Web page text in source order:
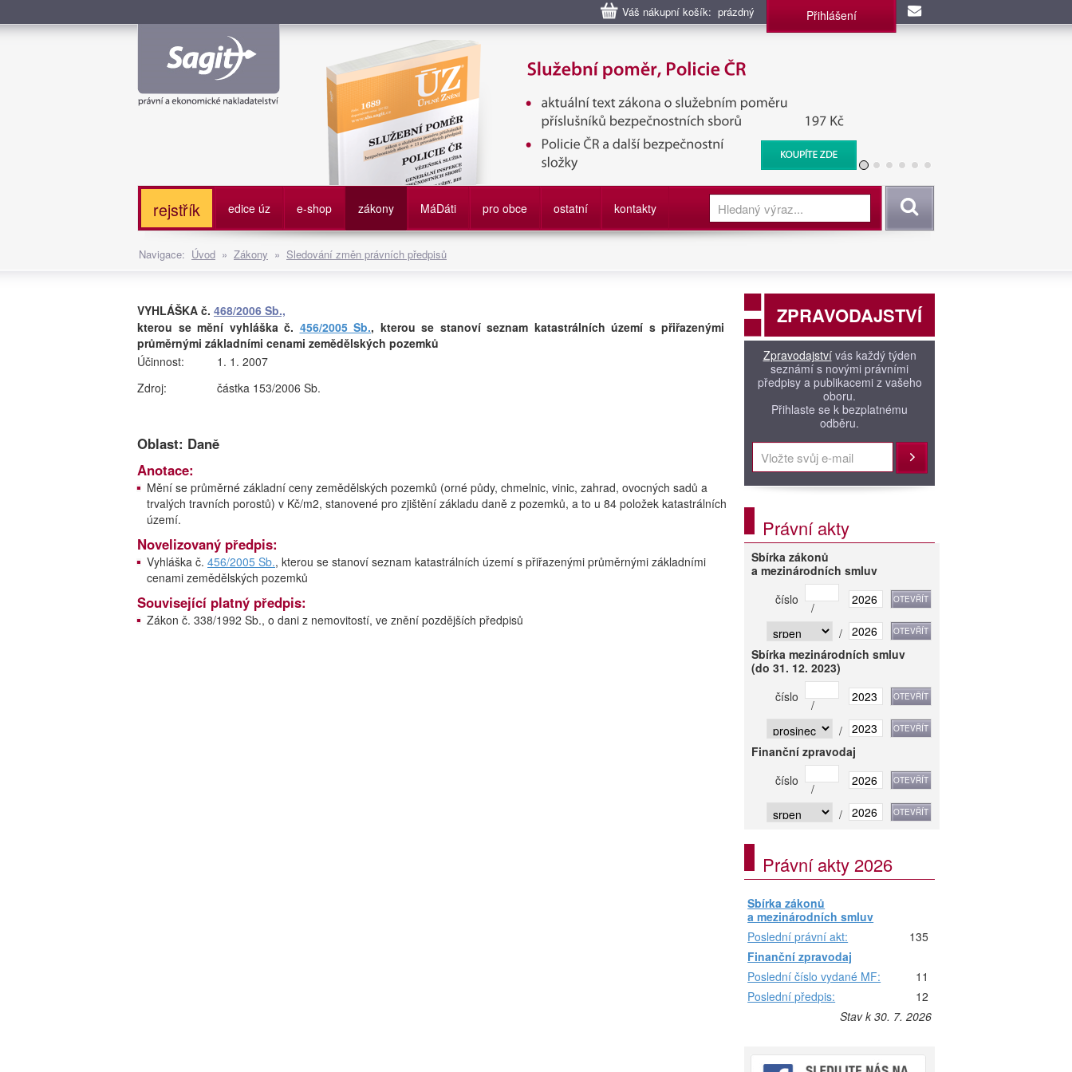
Váš nákupní košík: prázdný Přihlášení
Služební poměr příslušníků bezpečnostních sborů, Policie ČR, Vězeňská služba, BIS, Zpravodajské
služby
rejstřík edice úz e-shop zákony MáDáti pro obce ostatní kontakty Vyhledat
Navigace: Úvod » Zákony » Sledování změn právních předpisů
VYHLÁŠKA č. 468/2006 Sb.,
kterou se mění vyhláška č. 456/2005 Sb., kterou se stanoví seznam katastrálních území s přiřazenými
průměrnými základními cenami zemědělských pozemků
Účinnost:
1. 1. 2007
Zdroj:
částka 153/2006 Sb.
Oblast: Daně
Anotace:
Mění se průměrné základní ceny zemědělských pozemků (orné půdy, chmelnic, vinic, zahrad, ovocných sadů a
trvalých travních porostů) v Kč/m2, stanovené pro zjištění základu daně z pozemků, a to u 84 položek katastrálních
území.
Novelizovaný předpis:
Vyhláška č. 456/2005 Sb., kterou se stanoví seznam katastrálních území s přiřazenými průměrnými základními
cenami zemědělských pozemků
Související platný předpis:
Zákon č. 338/1992 Sb., o dani z nemovitostí, ve znění pozdějších předpisů
ZPRAVODAJSTVÍ
Zpravodajstvívás každý týden
seznámí s novými právními
předpisy a publikacemi z vašeho
oboru.
Přihlaste se k bezplatnému
odběru.
Přihlásit
Právní akty
Sbírka zákonů
a mezinárodních smluv
číslo
/
/
Sbírka mezinárodních smluv
(do 31. 12. 2023)
číslo
/
/
Finanční zpravodaj
číslo
/
/
Právní akty 2026
Sbírka zákonů
a mezinárodních smluv
Poslední právní akt:
135
Finanční zpravodaj
Poslední číslo vydané MF:
11
Poslední předpis:
12
Stav k 30. 7. 2026